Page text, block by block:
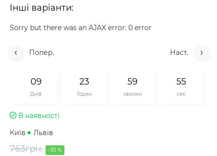
Інші варіанти:
Sorry but there was an AJAX error: 0 error
Попер. Наст.
09
Днів
23
Годин
59
хвилин
55
сек
В наявності
Київ
Львів
763грн. -35 %